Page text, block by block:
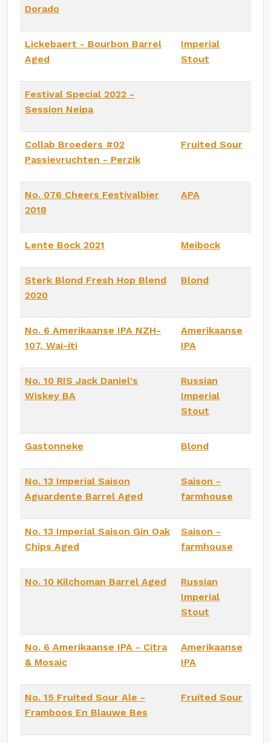
Dorado
Lickebaert - Bourbon Barrel
Aged
Imperial
Stout
Festival Special 2022 -
Session Neipa
Collab Broeders #02
Passievruchten - Perzik
Fruited Sour
No. 076 Cheers Festivalbier
2018
APA
Lente Bock 2021 Meibock
Sterk Blond Fresh Hop Blend
2020
Blond
No. 6 Amerikaanse IPA NZH-
107, Wai-iti
Amerikaanse
IPA
No. 10 RIS Jack Daniel's
Wiskey BA
Russian
Imperial
Stout
Gastonneke Blond
No. 13 Imperial Saison
Aguardente Barrel Aged
Saison -
farmhouse
No. 13 Imperial Saison Gin Oak
Chips Aged
Saison -
farmhouse
No. 10 Kilchoman Barrel Aged
Russian
Imperial
Stout
No. 6 Amerikaanse IPA - Citra
& Mosaic
Amerikaanse
IPA
No. 15 Fruited Sour Ale -
Framboos En Blauwe Bes
Fruited Sour